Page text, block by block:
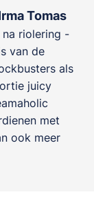
Tomas
na riolering -
van de
als
juicy
met
ook meer